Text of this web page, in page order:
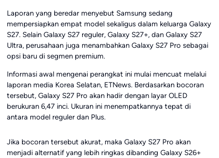
Laporan yang beredar menyebut Samsung sedang
mempersiapkan empat model sekaligus dalam keluarga Galaxy
S27. Selain Galaxy S27 reguler, Galaxy S27+, dan Galaxy S27
Ultra, perusahaan juga menambahkan Galaxy S27 Pro sebagai
opsi baru di segmen premium.
Informasi awal mengenai perangkat ini mulai mencuat melalui
laporan media Korea Selatan, ETNews. Berdasarkan bocoran
tersebut, Galaxy S27 Pro akan hadir dengan layar OLED
berukuran 6,47 inci. Ukuran ini menempatkannya tepat di
antara model reguler dan Plus.
Jika bocoran tersebut akurat, maka Galaxy S27 Pro akan
menjadi alternatif yang lebih ringkas dibanding Galaxy S26+